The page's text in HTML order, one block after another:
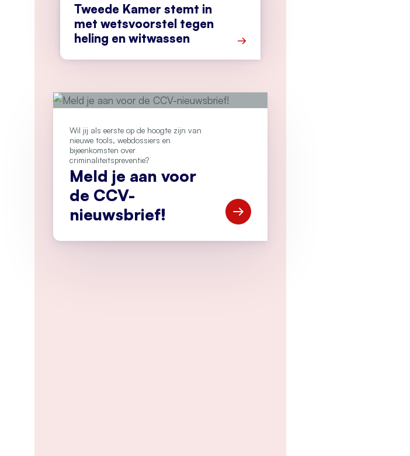
Tweede Kamer stemt in
met wetsvoorstel tegen
heling en witwassen
Wil jij als eerste op de hoogte zijn van
nieuwe tools, webdossiers en
bijeenkomsten over
criminaliteitspreventie?
Meld je aan voor
de CCV-
nieuwsbrief!
Open Meld je aan voor de CCV-